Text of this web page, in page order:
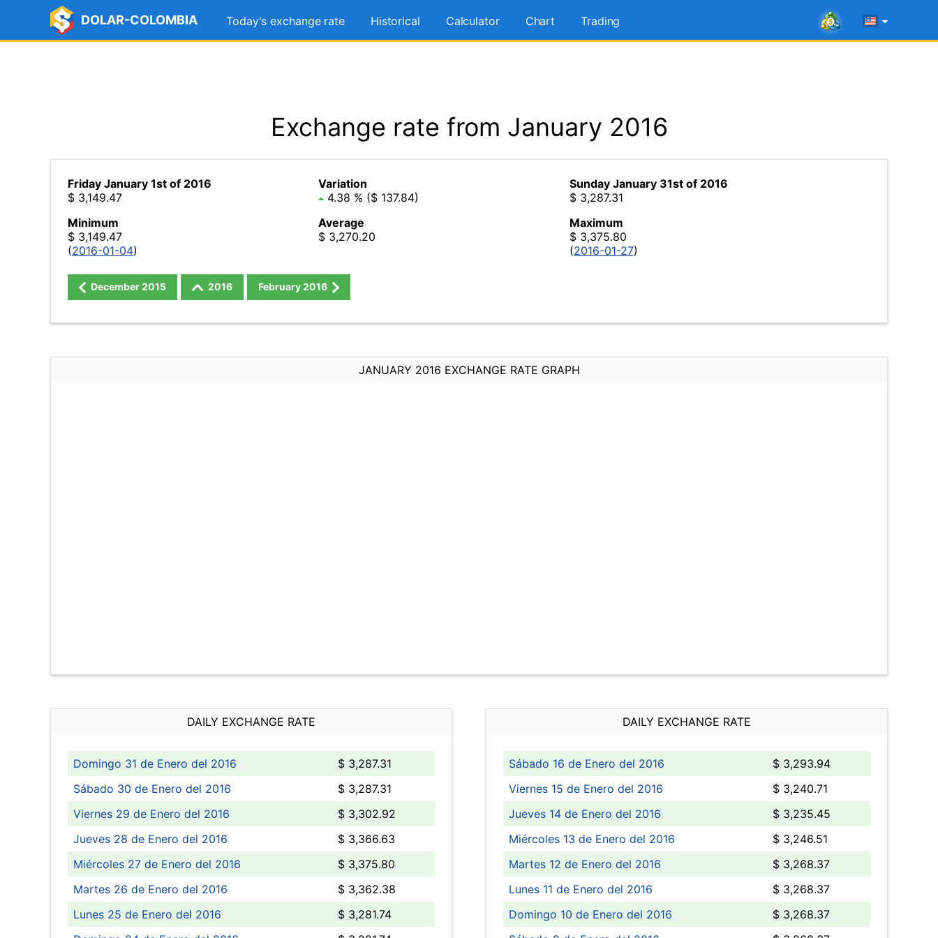
DOLAR-COLOMBIA Today's exchange rate Historical Calculator Chart Trading
Exchange rate from January 2016
Friday January 1st of 2016
$ 3,149.47
Variation
4.38 % ($ 137.84)
Sunday January 31st of 2016
$ 3,287.31
Minimum
$ 3,149.47
(2016-01-04)
Average
$ 3,270.20
Maximum
$ 3,375.80
(2016-01-27)
December2015 2016 February2016
JANUARY 2016 EXCHANGE RATE GRAPH
DAILY EXCHANGE RATE
Domingo 31 de Enero del 2016
$ 3,287.31
Sábado 30 de Enero del 2016
$ 3,287.31
Viernes 29 de Enero del 2016
$ 3,302.92
Jueves 28 de Enero del 2016
$ 3,366.63
Miércoles 27 de Enero del 2016
$ 3,375.80
Martes 26 de Enero del 2016
$ 3,362.38
Lunes 25 de Enero del 2016
$ 3,281.74
DAILY EXCHANGE RATE
Sábado 16 de Enero del 2016
$ 3,293.94
Viernes 15 de Enero del 2016
$ 3,240.71
Jueves 14 de Enero del 2016
$ 3,235.45
Miércoles 13 de Enero del 2016
$ 3,246.51
Martes 12 de Enero del 2016
$ 3,268.37
Lunes 11 de Enero del 2016
$ 3,268.37
Domingo 10 de Enero del 2016
$ 3,268.37